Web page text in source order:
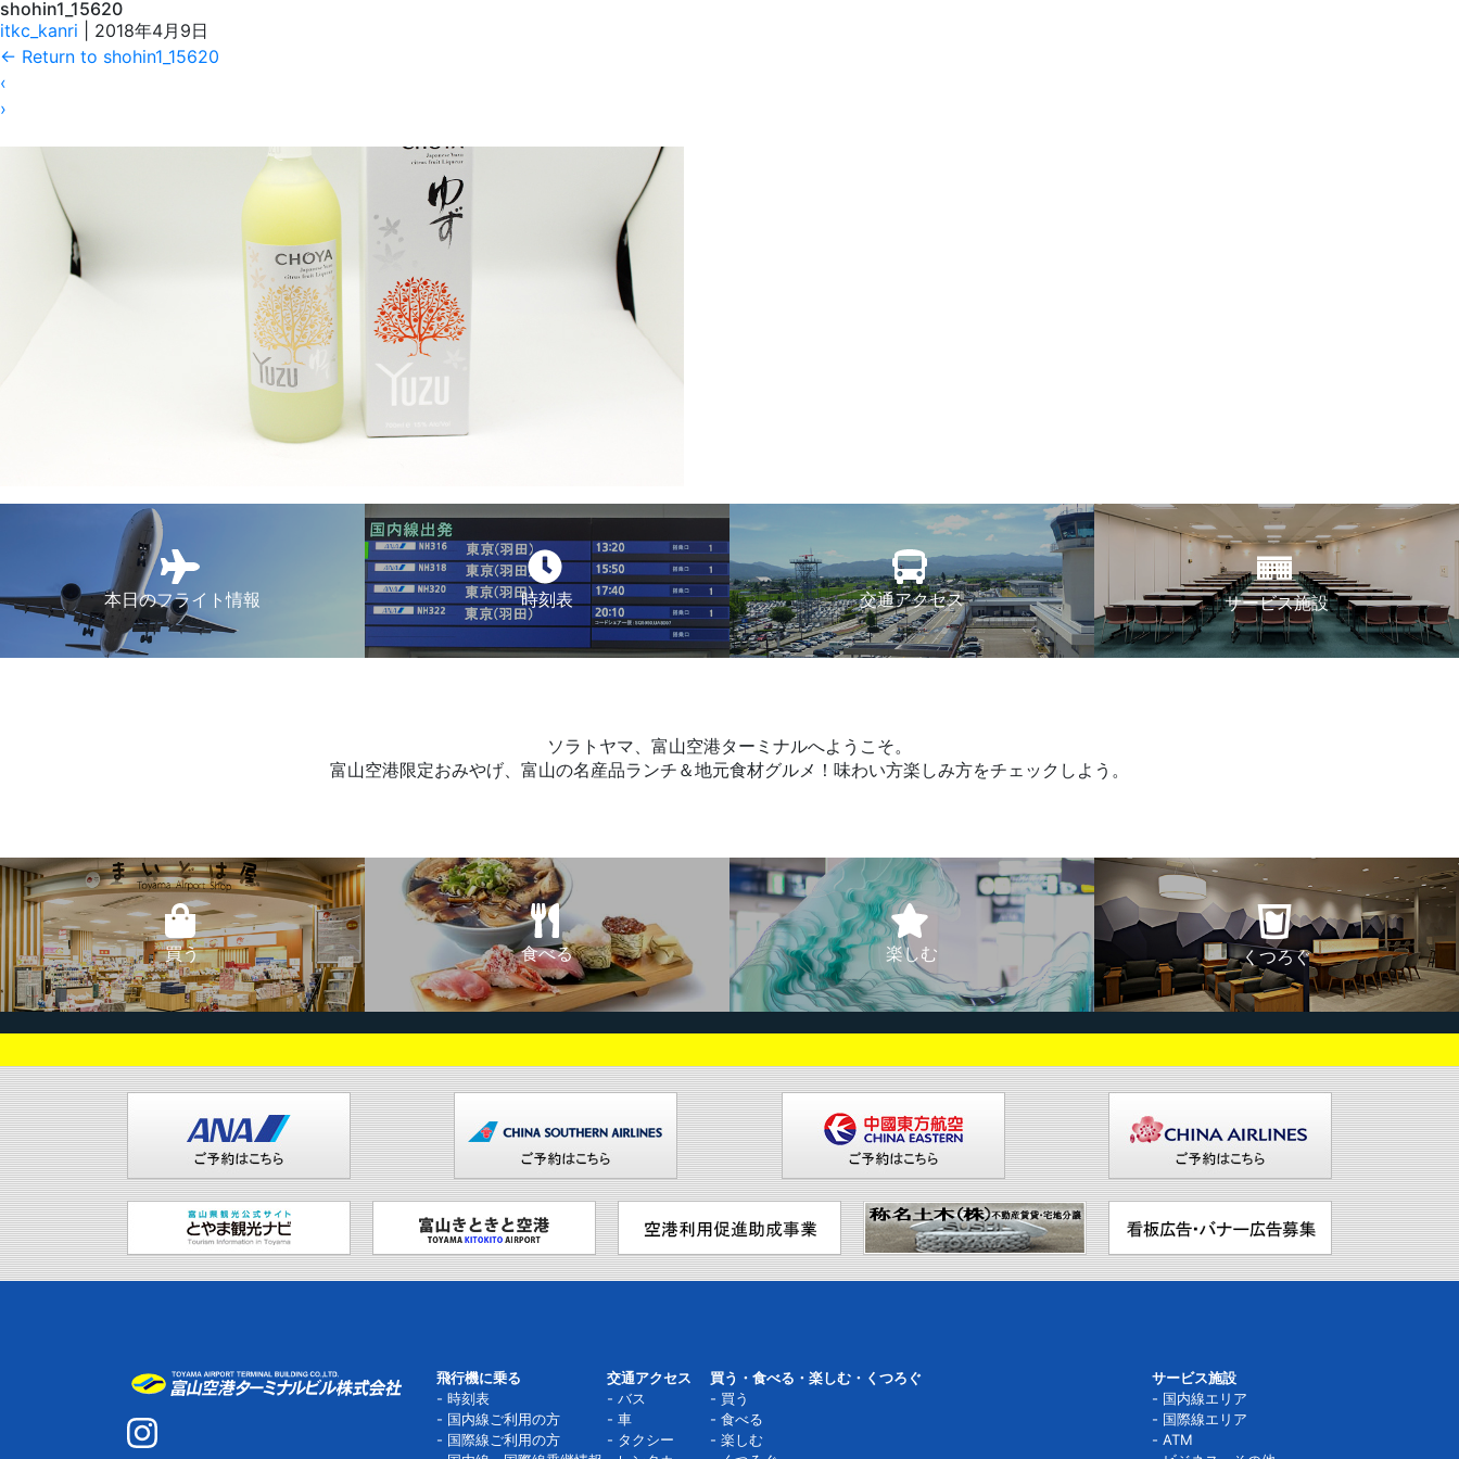
shohin1_15620
itkc_kanri
2018年4月9日
← Return to shohin1_15620
‹
›
本日のフライト情報 時刻表 交通アクセス サービス施設
ソラトヤマ、富山空港ターミナルへようこそ。
富山空港限定おみやげ、富山の名産品ランチ＆地元食材グルメ！味わい方楽しみ方をチェックしよう。
買う 食べる 楽しむ くつろぐ
飛行機に乗る
時刻表
国内線ご利用の方
国際線ご利用の方
交通アクセス
バス
車
タクシー
買う・食べる・楽しむ・くつろぐ
買う
食べる
楽しむ
サービス施設
国内線エリア
国際線エリア
ATM